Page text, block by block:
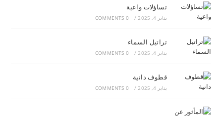
تساؤلات واعية
يناير 4, 2025 /
0 COMMENTS
تراتيل السماء
يناير 4, 2025 /
0 COMMENTS
قطوف دانية
يناير 4, 2025 /
0 COMMENTS